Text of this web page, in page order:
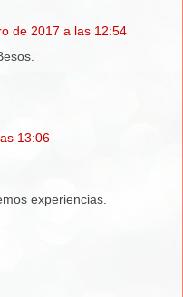
de 2017 a las 12:54
13:06
experiencias.